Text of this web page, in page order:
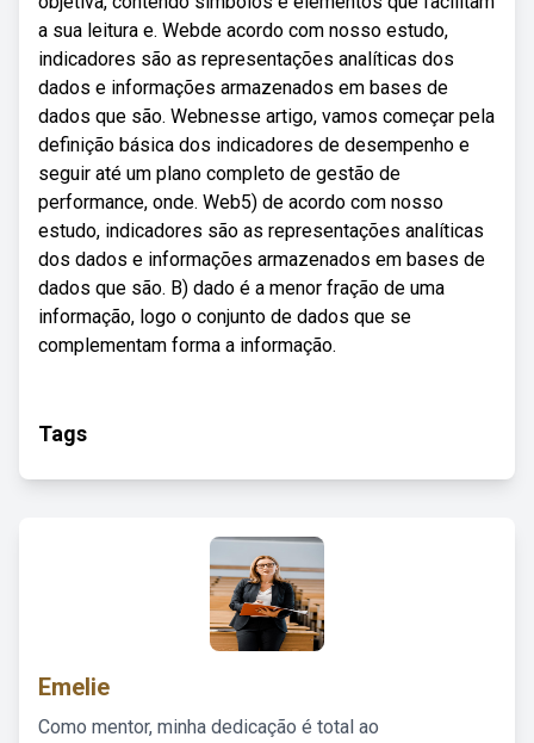
a sua leitura e. Webde acordo com nosso estudo,
indicadores são as representações analíticas dos
dados e informações armazenados em bases de
dados que são. Webnesse artigo, vamos começar pela
definição básica dos indicadores de desempenho e
seguir até um plano completo de gestão de
performance, onde. Web5) de acordo com nosso
estudo, indicadores são as representações analíticas
dos dados e informações armazenados em bases de
dados que são. B) dado é a menor fração de uma
informação, logo o conjunto de dados que se
complementam forma a informação.
Tags
Emelie
Como mentor, minha dedicação é total ao